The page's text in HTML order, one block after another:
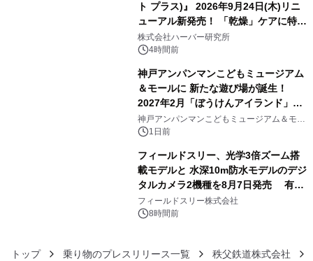
ト プラス)』 2026年9月24日(木)リニ
ューアル新発売！ 「乾燥」ケアに特化
し、ライン使いで潤いに満ちた肌へ
株式会社ハーバー研究所
4時間前
神戸アンパンマンこどもミュージアム
＆モールに 新たな遊び場が誕生！
2027年2月「ぼうけんアイランド」が
オープン
神戸アンパンマンこどもミュージアム＆モー
ル 1日前
フィールドスリー、光学3倍ズーム搭
載モデルと 水深10m防水モデルのデジ
タルカメラ2機種を8月7日発売 有効
約1300万画素、用途別に選べるコンデ
ジ新登場
フィールドスリー株式会社
8時間前
トップ 乗り物のプレスリリース一覧 秩父鉄道株式会社